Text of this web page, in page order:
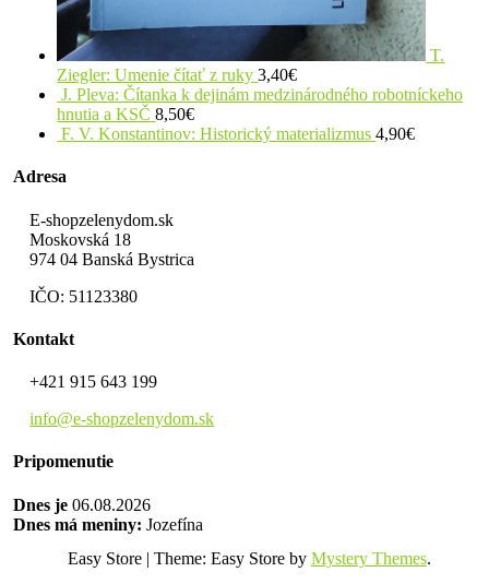
T.
Ziegler: Umenie čítať z ruky 3,40€
J. Pleva: Čítanka k dejinám medzinárodného robotníckeho
hnutia a KSČ 8,50€
F. V. Konstantinov: Historický materializmus 4,90€
Adresa
E-shopzelenydom.sk
Moskovská 18
974 04 Banská Bystrica
IČO: 51123380
Kontakt
+421 915 643 199
info@e-shopzelenydom.sk
Pripomenutie
Dnes je 06.08.2026
Dnes má meniny: Jozefína
Easy Store | Theme: Easy Store by Mystery Themes.